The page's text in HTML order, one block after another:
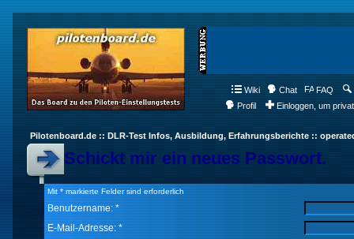
Wiki Chat FAQ
Profil
Einloggen, um
Pilotenboard.de :: DLR-Test Infos, Ausbildung, Erfahrungsberichte ::
Schickt mir ein neues Passwort.
Mit * markierte Felder sind erforderlich
Benutzername: *
E-Mail-Adresse: *